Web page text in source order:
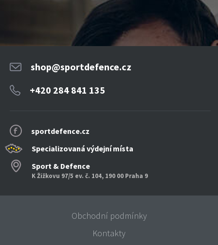
sportdefence.cz
Specializovaná výdejní místa
Sport & Defence
K Žižkovu 97/5 ev. č. 104, 190 00 Praha 9
shop@sportdefence.cz
+420 284 841 135
Obchodní podmínky
Kontakty